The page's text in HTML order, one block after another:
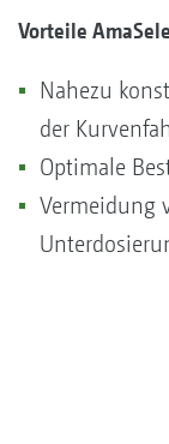
Vorteile
Nahezu
der
Optimale
Vermeidung